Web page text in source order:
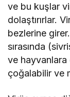
ve bu kuşlar
dolaştırırlar.
bezlerine
sırasında
ve
çoğalabilir ve